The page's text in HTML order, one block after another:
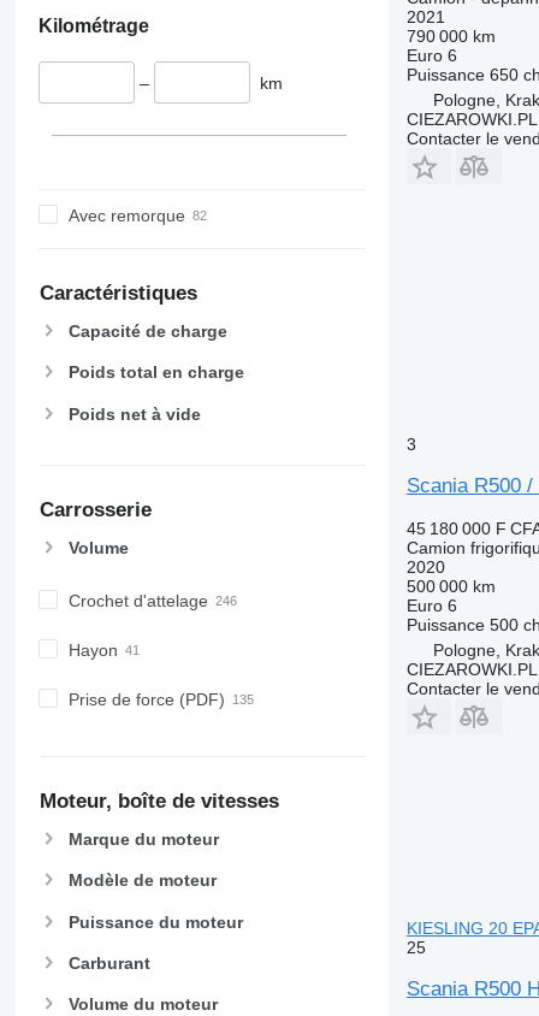
Kilométrage
– km
Avec remorque
Caractéristiques
Capacité de charge
Poids total en charge
Poids net à vide
Carrosserie
Volume
Crochet d'attelage
Hayon
Prise de force (PDF)
Moteur, boîte de vitesses
Marque du moteur
Modèle de moteur
Puissance du moteur
Carburant
Volume du moteur
2021
790 000 km
Euro 6
Puissance 650
Pologne,
CIEZAROWKI.PL
Contacter le
3
Scania R500
45 180 000 F
Camion
2020
500 000 km
Euro 6
Puissance 500
Pologne,
CIEZAROWKI.PL
Contacter le
KIESLING 20
25
Scania R500